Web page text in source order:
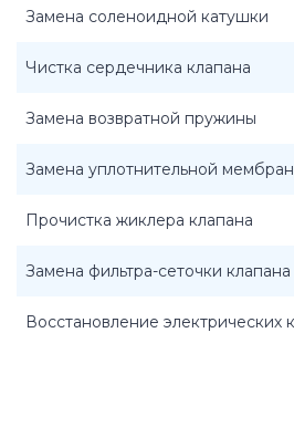
Замена соленоидной катушки
Чистка сердечника клапана
Замена возвратной пружины
Замена уплотнительной
Прочистка жиклера клапана
Замена фильтра-сеточки клапана
Восстановление электрических